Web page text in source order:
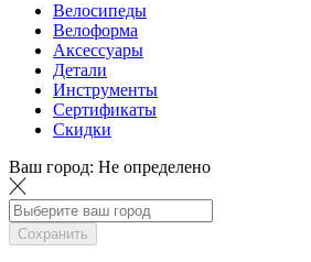
Велосипеды
Велоформа
Аксессуары
Детали
Инструменты
Сертификаты
Скидки
Ваш город: Не определено
Сохранить